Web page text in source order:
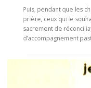
Puis, pendant que les
prière, ceux qui le
sacrement de
d’accompagnement